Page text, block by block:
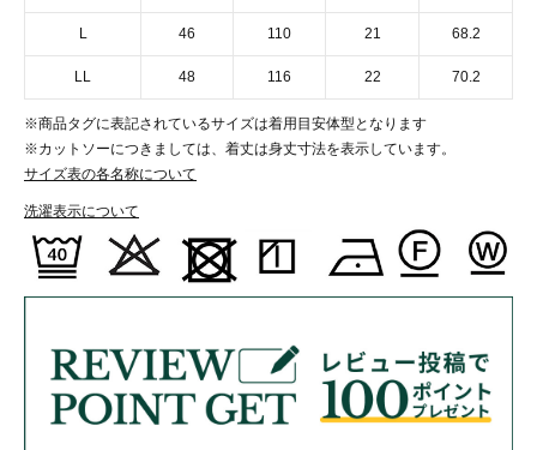
L 46 110 21 68.2
LL 48 116 22 70.2
※商品タグに表記されているサイズは着用目安体型となります
※カットソーにつきましては、着丈は身丈寸法を表示しています。
サイズ表の各名称について
洗濯表示について